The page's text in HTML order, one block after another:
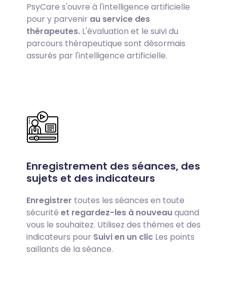
PsyCare s'ouvre à l'intelligence artificielle
pour y parvenir au service des
thérapeutes. L'évaluation et le suivi du
parcours thérapeutique sont désormais
assurés par l'intelligence artificielle.
Enregistrement des séances, des
sujets et des indicateurs
Enregistrer toutes les séances en toute
sécurité et regardez-les à nouveauquand
vous le souhaitez. Utilisez des thèmes et des
indicateurs pour Suivi en un clic Les points
saillants de la séance.